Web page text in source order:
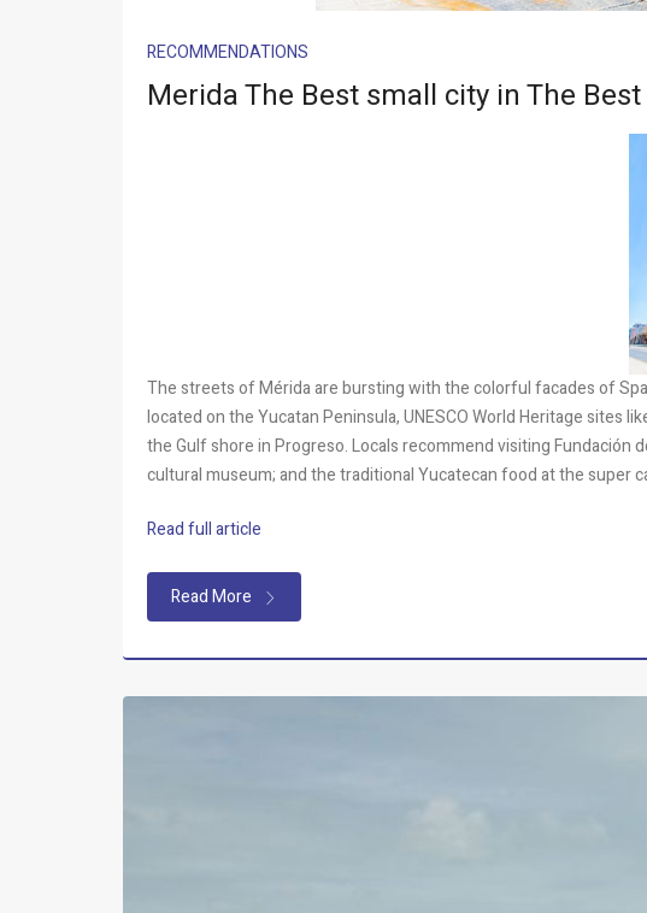
RECOMMENDATIONS
Merida The Best small city in The
The streets of Méridaare bursting with the colorful facades of
located on the Yucatan Peninsula, UNESCO World Heritage sites
the Gulf shore in Progreso. Localsrecommendvisiting Fundación
cultural museum; and the traditional Yucatecan food at the super
Read full article
Read More